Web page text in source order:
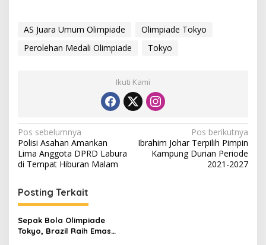
AS Juara Umum Olimpiade
Olimpiade Tokyo
Perolehan Medali Olimpiade
Tokyo
Ikuti Kami
N
a
v
i
g
a
s
Pos sebelumnya
Polisi Asahan Amankan
Lima Anggota DPRD Labura
di Tempat Hiburan Malam
Pos berikutnya
Ibrahim Johar Terpilih Pimpin
Kampung Durian Periode
2021-2027
Posting Terkait
Sepak Bola Olimpiade
Tokyo, Brazil Raih Emas